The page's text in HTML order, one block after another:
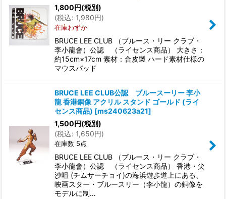
1,800円(税別)
(税込: 1,980円)
在庫わずか
BRUCE LEE CLUB （ブルース・リー クラブ・
李小龍會）公認 （ライセンス商品） 大きさ：
約15cm×17cm 素材：合皮製 ハード素材仕様の
マウスパッド
BRUCE LEE CLUB公認 ブルースーリー 李小
龍 香港銅像 アクリル スタンド ゴールド (ライ
センス商品) [ms240623a21]
1,500円(税別)
(税込: 1,650円)
在庫数 5点
BRUCE LEE CLUB （ブルース・リー クラブ・
李小龍會）公認 （ライセンス商品） 香港・尖
沙咀 (チムサーチョイ)の海浜遊歩道上にある、
映画スター・ブルースリー（李小龍）の銅像を
モデルに制…